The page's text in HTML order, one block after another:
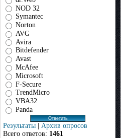
NOD 32
Symantec
Norton
AVG
Avira
Bitdefender
Avast
McAfee
Microsoft
F-Secure
TrendMicro
VBA32
Panda
Результаты | Архив опросов
Всего ответов: 1461